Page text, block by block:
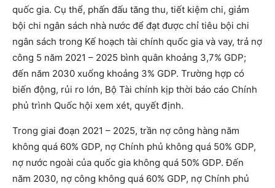
quốc gia. Cụ thể, phấn đấu tăng thu, tiết kiệm chi, giảm
bội chi ngân sách nhà nước để đạt được chỉ tiêu bội chi
ngân sách trong Kế hoạch tài chính quốc gia và vay, trả nợ
công 5 năm 2021 – 2025 bình quân khoảng 3,7% GDP;
đến năm 2030 xuống khoảng 3% GDP. Trường hợp có
biến động, rủi ro lớn, Bộ Tài chính kịp thời báo cáo Chính
phủ trình Quốc hội xem xét, quyết định.
Trong giai đoạn 2021 – 2025, trần nợ công hàng năm
không quá 60% GDP, nợ Chính phủ không quá 50% GDP,
nợ nước ngoài của quốc gia không quá 50% GDP. Đến
năm 2030, nợ công không quá 60% GDP, nợ Chính phủ